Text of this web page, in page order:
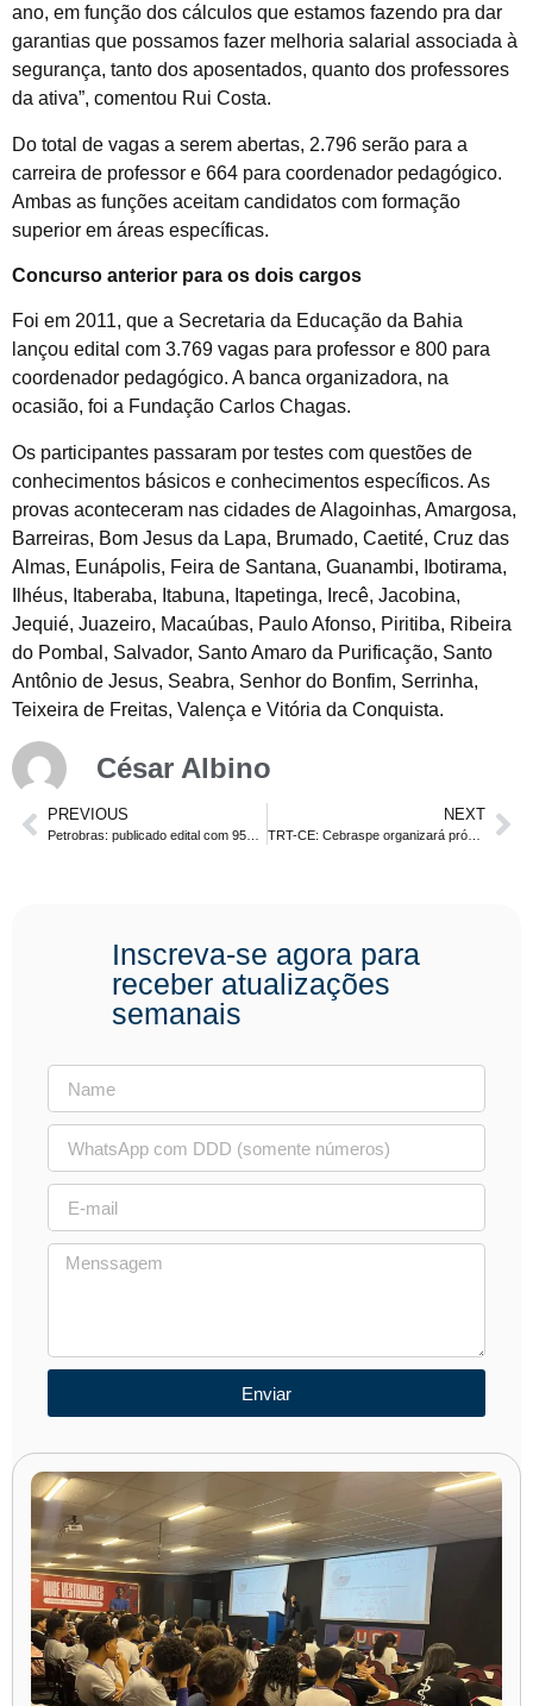
ano, em função dos cálculos que estamos fazendo pra dar
garantias que possamos fazer melhoria salarial associada à
segurança, tanto dos aposentados, quanto dos professores
da ativa”, comentou Rui Costa.
Do total de vagas a serem abertas, 2.796 serão para a
carreira de professor e 664 para coordenador pedagógico.
Ambas as funções aceitam candidatos com formação
superior em áreas específicas.
Concurso anterior para os dois cargos
Foi em 2011, que a Secretaria da Educação da Bahia
lançou edital com 3.769 vagas para professor e 800 para
coordenador pedagógico. A banca organizadora, na
ocasião, foi a Fundação Carlos Chagas.
Os participantes passaram por testes com questões de
conhecimentos básicos e conhecimentos específicos. As
provas aconteceram nas cidades de Alagoinhas, Amargosa,
Barreiras, Bom Jesus da Lapa, Brumado, Caetité, Cruz das
Almas, Eunápolis, Feira de Santana, Guanambi, Ibotirama,
Ilhéus, Itaberaba, Itabuna, Itapetinga, Irecê, Jacobina,
Jequié, Juazeiro, Macaúbas, Paulo Afonso, Piritiba, Ribeira
do Pombal, Salvador, Santo Amaro da Purificação, Santo
Antônio de Jesus, Seabra, Senhor do Bonfim, Serrinha,
Teixeira de Freitas, Valença e Vitória da Conquista.
César Albino
PREVIOUS NEXT
TRT-CE: Cebraspe organizará próximo concurso para os níveis médio e superior. Edital no final de agosto
Inscreva-se agora para
receber atualizações
semanais
Enviar